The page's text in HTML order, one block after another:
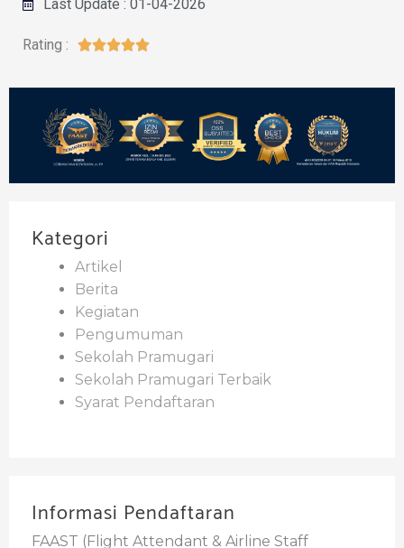
Last Update : 01-04-2026
Rating : 
Kategori
Artikel
Berita
Kegiatan
Pengumuman
Sekolah Pramugari
Sekolah Pramugari Terbaik
Syarat Pendaftaran
Informasi Pendaftaran
FAAST (Flight Attendant & Airline Staff